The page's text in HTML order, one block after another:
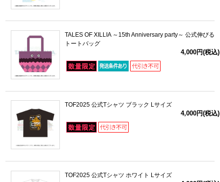
TALES OF XILLIA ～15th Anniversary party～ 公式伸びる
トートバッグ
4,000円(税込)
TOF2025 公式Tシャツ ブラック Lサイズ
4,000円(税込)
TOF2025 公式Tシャツ ホワイト Lサイズ